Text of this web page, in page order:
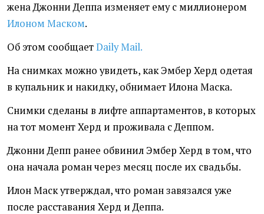
жена Джонни Деппа изменяет ему с миллионером
Илоном Маском.
Об этом сообщаетDaily Mail.
На снимках можно увидеть, как Эмбер Херд одетая
в купальник и накидку, обнимает Илона Маска.
Снимки сделаны в лифте аппартаментов, в которых
на тот момент Херд и проживала с Деппом.
Джонни Депп ранее обвинил Эмбер Херд в том, что
она начала роман через месяц после их свадьбы.
Илон Маск утверждал, что роман завязался уже
после расставания Херд и Деппа.